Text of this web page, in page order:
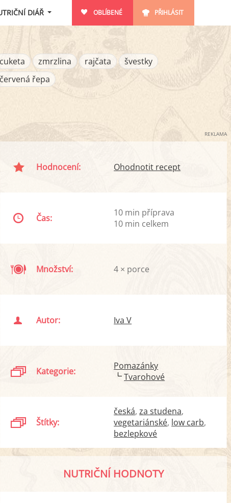
DIÁŘ OBLÍBENÉ PŘIHLÁSIT
cuketa
zmrzlina rajčata
švestky
červená řepa
REKLAMA
Hodnocení: Ohodnotit recept
Čas:
10 min příprava
10 min celkem
Množství: 4 × porce
Autor: Iva V
Kategorie:
Pomazánky
Tvarohové
Štítky:
česká za studena
vegetariánské low carb
bezlepkové
NUTRIČNÍ HODNOTY